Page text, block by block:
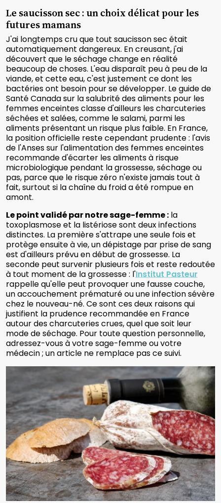
Le saucisson sec : un choix délicat pour les
futures mamans
J'ai longtemps cru que tout saucisson sec était
automatiquement dangereux. En creusant, j'ai
découvert que le séchage change en réalité
beaucoup de choses. L'eau disparaît peu à peu de la
viande, et cette eau, c'est justement ce dont les
bactéries ont besoin pour se développer. Le guide de
Santé Canada sur la salubrité des aliments pour les
femmes enceintes classe d'ailleurs les charcuteries
séchées et salées, comme le salami, parmi les
aliments présentant un risque plus faible. En France,
la position officielle reste cependant prudente : l'avis
de l'Anses sur l'alimentation des femmes enceintes
recommande d'écarter les aliments à risque
microbiologique pendant la grossesse, séchage ou
pas, parce que le risque zéro n'existe jamais tout à
fait, surtout si la chaîne du froid a été rompue en
amont.
Le point validé par notre sage-femme : la
toxoplasmose et la listériose sont deux infections
distinctes. La première s'attrape une seule fois et
protège ensuite à vie, un dépistage par prise de sang
est d'ailleurs prévu en début de grossesse. La
seconde peut survenir plusieurs fois et reste redoutée
à tout moment de la grossesse : l'Institut Pasteur
rappelle qu'elle peut provoquer une fausse couche,
un accouchement prématuré ou une infection sévère
chez le nouveau-né. Ce sont ces deux raisons qui
justifient la prudence recommandée en France
autour des charcuteries crues, quel que soit leur
mode de séchage. Pour toute question personnelle,
adressez-vous à votre sage-femme ou votre
médecin ; un article ne remplace pas ce suivi.